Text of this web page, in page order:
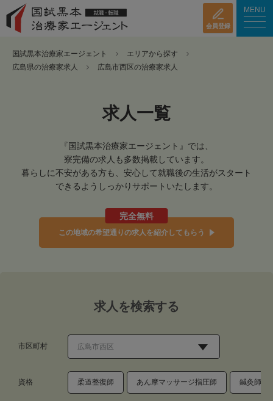
会員登録
MENU
国試黒本治療家エージェント
エリアから探す
広島県の治療家求人
広島市西区の治療家求人
求人一覧
『国試黒本治療家エージェント』では、
寮完備の求人も多数掲載しています。
暮らしに不安がある方も、安心して就職後の生活がスタート
できるようしっかりサポートいたします。
完全無料
この地域の希望通りの求人を紹介してもらう
求人を検索する
市区町村
資格 柔道整復師 あん摩マッサージ指圧師 鍼灸師